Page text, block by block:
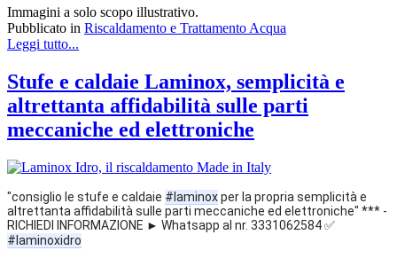
Immagini a solo scopo illustrativo.
Pubblicato in Riscaldamento e Trattamento Acqua
Leggi tutto...
Stufe e caldaie Laminox, semplicità e
altrettanta affidabilità sulle parti
meccaniche ed elettroniche
"consiglio le stufe e caldaie #laminox per la propria semplicità e
altrettanta affidabilità sulle parti meccaniche ed elettroniche" *** -
#laminoxidro